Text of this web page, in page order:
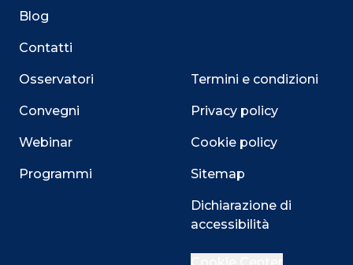
Blog
Contatti
Osservatori
Convegni
Webinar
Programmi
Termini e condizioni
Privacy policy
Cookie policy
Sitemap
Dichiarazione di
accessibilità